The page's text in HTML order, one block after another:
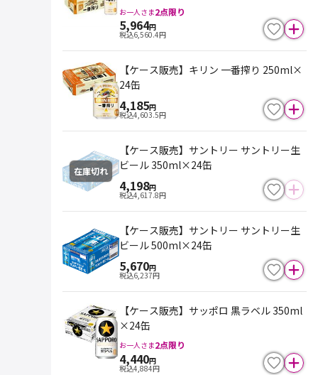
お一人さま2点限り
5,964円
税込6,560.4円
【ケース販売】キリン 一番搾り 250ml×
24缶
4,185円
税込4,603.5円
在庫切れ
【ケース販売】サントリー サントリー生
ビール 350ml×24缶
4,198円
税込4,617.8円
【ケース販売】サントリー サントリー生
ビール 500ml×24缶
5,670円
税込6,237円
【ケース販売】サッポロ 黒ラベル 350ml
×24缶
お一人さま2点限り
4,440円
税込4,884円